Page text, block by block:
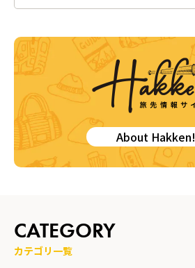
About Hakken!
CATEGORY
カテゴリ一覧